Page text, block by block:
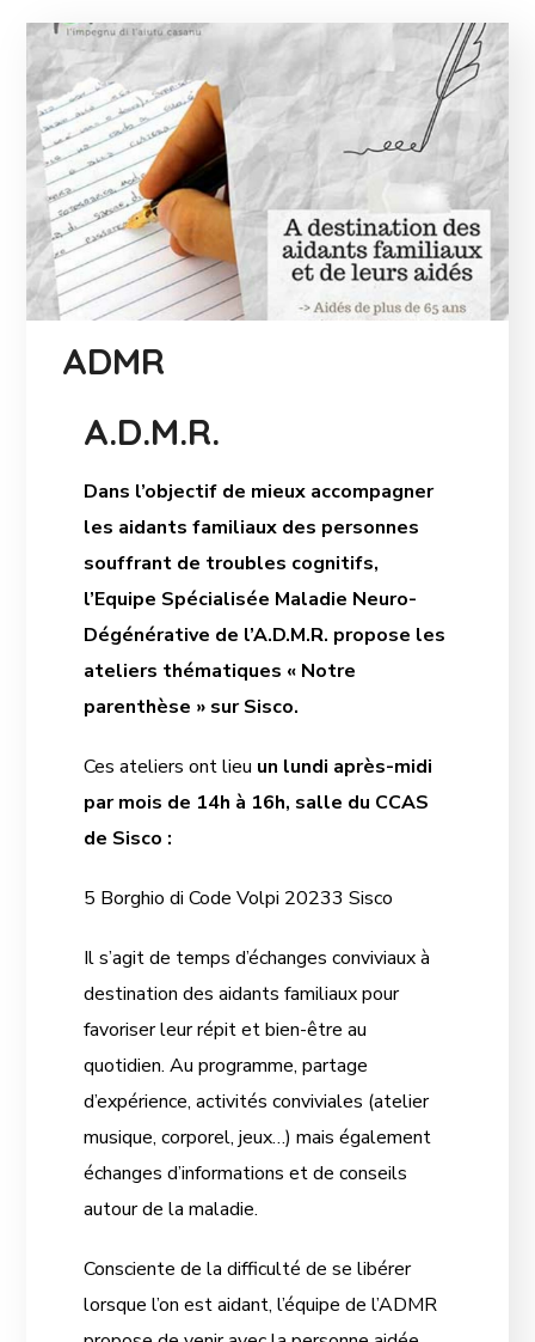
ADMR
A.D.M.R.
Dans l’objectif de mieux accompagner
les aidants familiaux des personnes
souffrant de troubles cognitifs,
l’Equipe Spécialisée Maladie Neuro-
Dégénérative de l’A.D.M.R. propose les
ateliers thématiques « Notre
parenthèse » sur Sisco.
Ces ateliers ont lieu un lundi après-midi
par mois de 14h à 16h, salle du CCAS
de Sisco :
5 Borghio di Code Volpi 20233 Sisco
Il s’agit de temps d’échanges conviviaux à
destination des aidants familiaux pour
favoriser leur répit et bien-être au
quotidien. Au programme, partage
d’expérience, activités conviviales (atelier
musique, corporel, jeux…) mais également
échanges d’informations et de conseils
autour de la maladie.
Consciente de la difficulté de se libérer
lorsque l’on est aidant, l’équipe de l’ADMR